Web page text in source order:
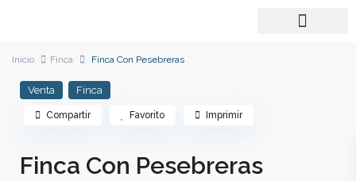
Inicio Finca Finca Con Pesebreras
Venta Finca
Finca Con Pesebreras
Compartir Favorito Imprimir